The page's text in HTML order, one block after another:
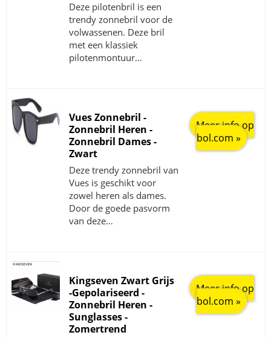
Deze pilotenbril is een
trendy zonnebril voor de
volwassenen. Deze bril
met een klassiek
pilotenmontuur…
Vues Zonnebril -
Zonnebril Heren -
Zonnebril Dames -
Zwart
Deze trendy zonnebril van
Vues is geschikt voor
zowel heren als dames.
Door de goede pasvorm
van deze…
Meer info op
bol.com »
Kingseven Zwart Grijs
-Gepolariseerd -
Zonnebril Heren -
Sunglasses -
Zomertrend
Meer info op
bol.com »